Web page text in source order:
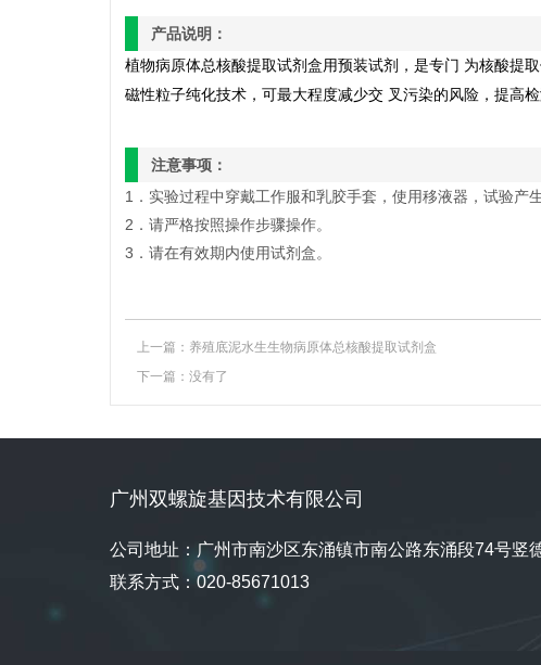
产品说明：
植物病原体总核酸提取试剂盒用预装试剂，是专门 为核酸提
磁性粒子纯化技术，可最大程度减少交 叉污染的风险，提高
注意事项：
1．实验过程中穿戴工作服和乳胶手套，使用移液器，试验产
2．请严格按照操作步骤操作。
3．请在有效期内使用试剂盒。
上一篇： 养殖底泥水生生物病原体总核酸提取试剂盒
下一篇：没有了
广州双螺旋基因技术有限公司
公司地址：广州市南沙区东涌镇市南公路东涌段74号竖
联系方式：020-85671013